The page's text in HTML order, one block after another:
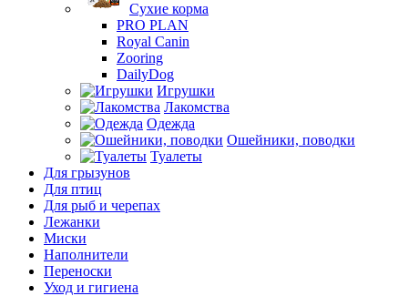
Сухие корма
PRO PLAN
Royal Canin
Zooring
DailyDog
Игрушки
Лакомства
Одежда
Ошейники, поводки
Туалеты
Для грызунов
Для птиц
Для рыб и черепах
Лежанки
Миски
Наполнители
Переноски
Уход и гигиена